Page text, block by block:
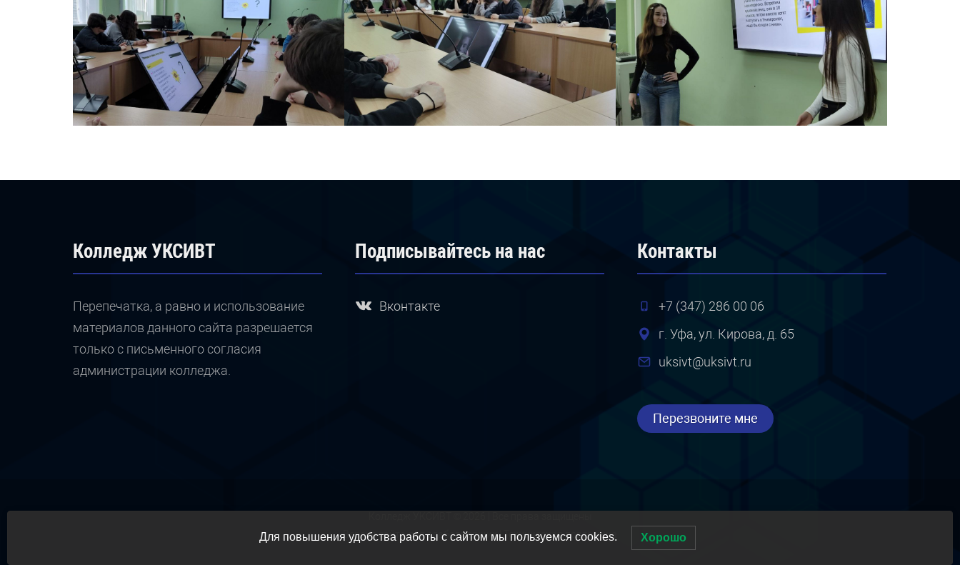
Колледж УКСИВТ
Перепечатка, а равно и использование
материалов данного сайта разрешается
только с письменного согласия
администрации колледжа.
Подписывайтесь на нас
Вконтакте
Контакты
+7 (347) 286 00 06
г. Уфа, ул. Кирова, д. 65
uksivt@uksivt.ru
Перезвоните мне
Версия сайта для слабовидящих|Техническая поддержка
Для повышения удобства работы с сайтом мы пользуемся cookies. Хорошо